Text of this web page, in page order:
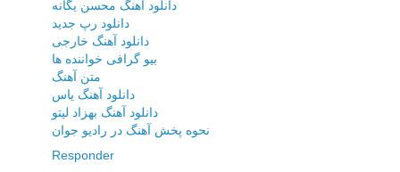
دانلود آهنگ محسن یگانه
دانلود رپ جدید
دانلود آهنگ خارجی
بیو گرافی خواننده ها
متن آهنگ
دانلود آهنگ یاس
دانلود آهنگ بهزاد لیتو
نحوه پخش آهنگ در رادیو جوان
Responder